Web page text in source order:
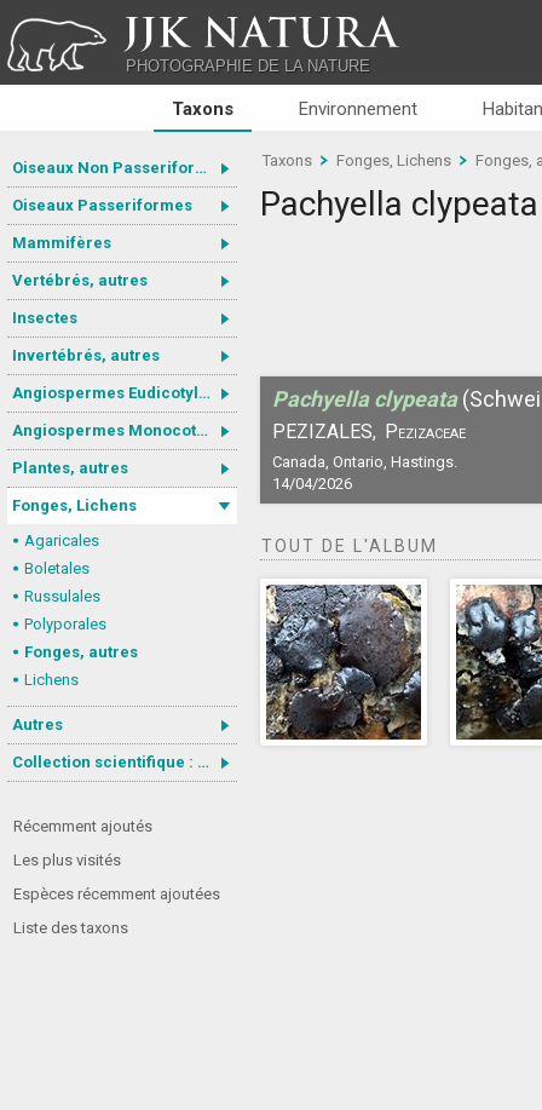
JJK NATURA
PHOTOGRAPHIE DE LA NATURE
Taxons Environnement
Oiseaux Non Passeriformes
Oiseaux Passeriformes
Mammifères
Vertébrés, autres
Insectes
Invertébrés, autres
Angiospermes Eudicotylédones
Angiospermes Monocotylédones
Plantes, autres
Fonges, Lichens
Agaricales
Boletales
Russulales
Polyporales
Fonges, autres
Lichens
Autres
Collection scientifique : Gastrotricha
Récemment ajoutés
Les plus visités
Espèces récemment ajoutées
Liste des taxons
Taxons Fonges, Lichens Fonges,
Pachyella clypeata
Pachyella clypeata
PEZIZALES, Pezizaceae
Canada, Ontario, Hastings.
14/04/2026
TOUT DE L'ALBUM